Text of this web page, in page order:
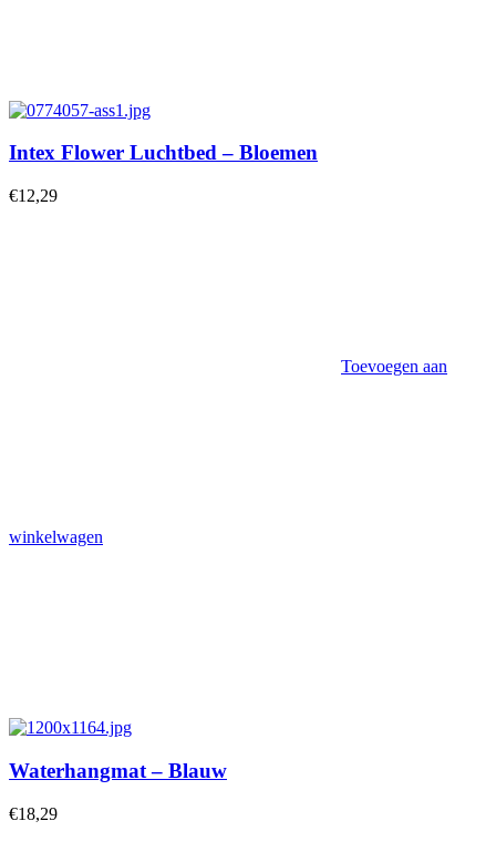
Intex Flower Luchtbed – Bloemen
€12,29
Toevoegen aan
winkelwagen
Waterhangmat – Blauw
€18,29